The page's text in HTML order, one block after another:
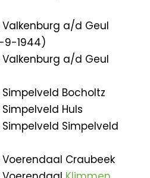
a/d Geul
9-1944)
a/d Geul
Bocholtz
Huls
Simpelveld
Craubeek